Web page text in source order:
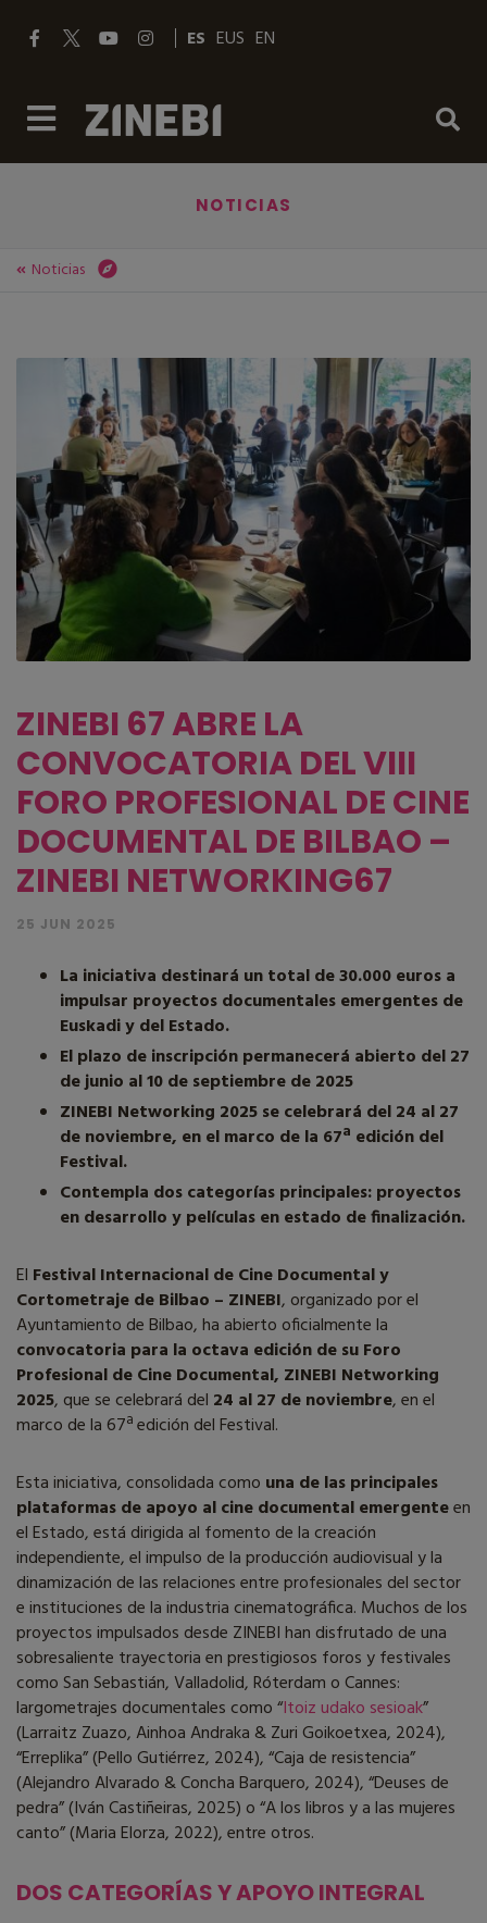
ES EUS EN
NOTICIAS
Noticias
ZINEBI 67 ABRE LA
CONVOCATORIA DEL VIII
FORO PROFESIONAL DE CINE
DOCUMENTAL DE BILBAO –
ZINEBI NETWORKING67
25 JUN 2025
La iniciativa destinará un total de 30.000 euros a
impulsar proyectos documentales emergentes de
Euskadi y del Estado.
El plazo de inscripción permanecerá abierto del 27
de junio al 10 de septiembre de 2025
ZINEBI Networking 2025 se celebrará del 24 al 27
de noviembre, en el marco de la 67ª edición del
Festival.
Contempla dos categorías principales: proyectos
en desarrollo y películas en estado de finalización.
El Festival Internacional de Cine Documental y
Cortometraje de Bilbao – ZINEBI, organizado por el
Ayuntamiento de Bilbao, ha abierto oficialmente la
convocatoria para la octava edición de su Foro
Profesional de Cine Documental, ZINEBI Networking
2025, que se celebrará del 24 al 27 de noviembre, en el
marco de la 67ª edición del Festival.
Esta iniciativa, consolidada como una de las principales
plataformas de apoyo al cine documental emergenteen
el Estado, está dirigida al fomento de la creación
independiente, el impulso de la producción audiovisual y la
dinamización de las relaciones entre profesionales del sector
e instituciones de la industria cinematográfica. Muchos de los
proyectos impulsados desde ZINEBI han disfrutado de una
sobresaliente trayectoria en prestigiosos foros y festivales
como San Sebastián, Valladolid, Róterdam o Cannes:
largometrajes documentales como “Itoiz udako sesioak”
(Larraitz Zuazo, Ainhoa Andraka & Zuri Goikoetxea, 2024),
“Erreplika” (Pello Gutiérrez, 2024), “Caja de resistencia”
(Alejandro Alvarado & Concha Barquero, 2024), “Deuses de
pedra” (Iván Castiñeiras, 2025) o “A los libros y a las mujeres
canto” (Maria Elorza, 2022), entre otros.
DOS CATEGORÍAS Y APOYO INTEGRAL